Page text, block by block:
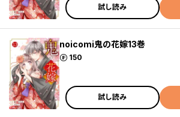
試し読み
noicomi鬼の花嫁13巻
150
ポイント
試し読み